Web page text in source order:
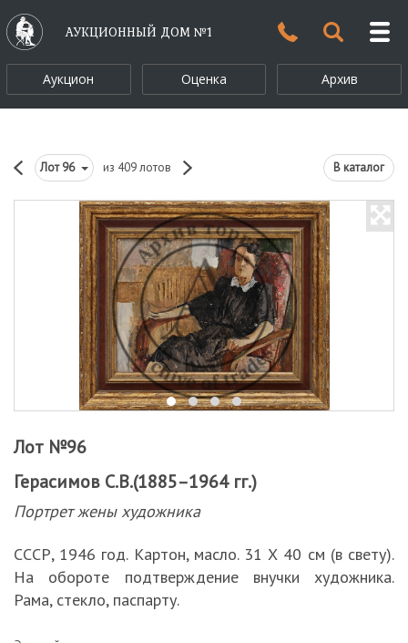
АУКЦИОННЫЙ ДОМ №1
Аукцион Оценка Архив
Лот96 из 409 лотов В каталог
Лот №96
Герасимов С.В.(1885–1964 гг.)
Портрет жены художника
СССР, 1946 год. Картон, масло. 31 Х 40 см (в свету).
На обороте подтверждение внучки художника.
Рама, стекло, паспарту.